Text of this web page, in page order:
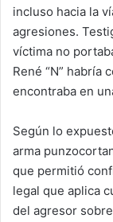
incluso hacia la
agresiones.
víctima no
René “N” habría
encontraba en
Según lo
arma
que permitió
legal que aplica
del agresor